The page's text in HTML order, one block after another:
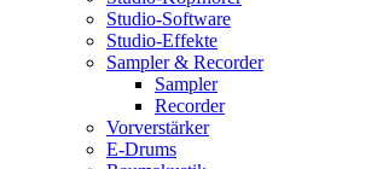
Studio-Software
Studio-Effekte
Sampler & Recorder
Sampler
Recorder
Vorverstärker
E-Drums